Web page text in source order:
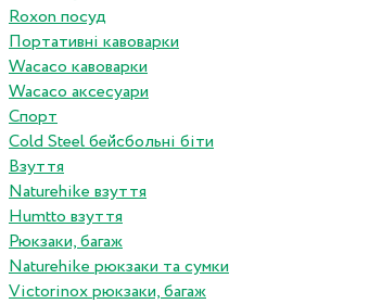
Roxon посуд
Портативні кавоварки
Wacaco кавоварки
Wacaco аксесуари
Спорт
Cold Steel бейсбольні біти
Взуття
Naturehike взуття
Humtto взуття
Рюкзаки, багаж
Naturehike рюкзаки та сумки
Victorinox рюкзаки, багаж